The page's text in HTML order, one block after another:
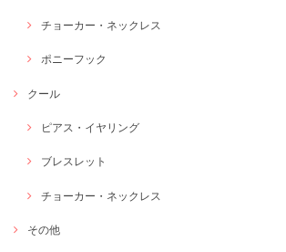
チョーカー・ネックレス
ポニーフック
クール
ピアス・イヤリング
ブレスレット
チョーカー・ネックレス
その他